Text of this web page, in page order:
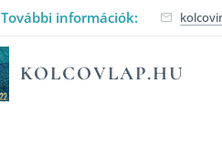
További információk:
KOLCOVLAP.HU